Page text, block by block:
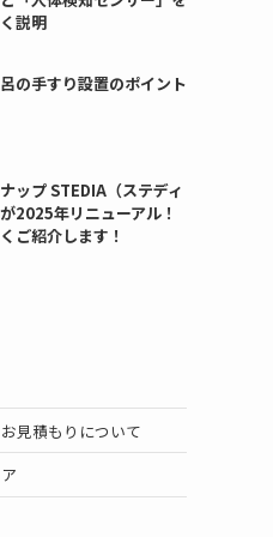
説明
の手すり設置のポイント
ップ STEDIA（ステディ
2025年リニューアル！
ご紹介します！
見積もりについて